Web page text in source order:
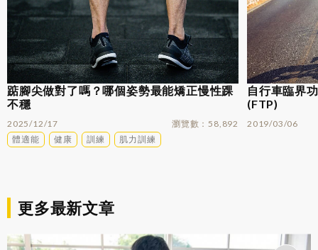
踮腳尖做對了嗎？哪個姿勢最能矯正慢性踝
不穩
2025/12/17 瀏覽數
58,892
體適能
健康 訓練 肌力訓練
自行車臨界
(FTP)
2019/03/06
更多最新文章